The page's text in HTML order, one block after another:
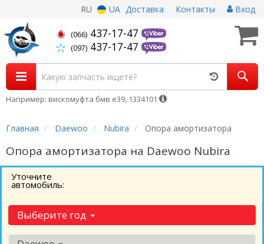
RU UA Доставка Контакты Вход
(066) 437-17-47
(097) 437-17-47
Например: вискомуфта бмв е39, 1334101
Главная Daewoo Nubira Опора амортизатора
Опора амортизатора на Daewoo Nubira
Уточните
автомобиль:
Выберите год